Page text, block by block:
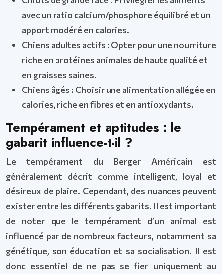
avec un ratio calcium/phosphore équilibré et un
apport modéré en calories.
Chiens adultes actifs : Opter pour une nourriture
riche en protéines animales de haute qualité et
en graisses saines.
Chiens âgés : Choisir une alimentation allégée en
calories, riche en fibres et en antioxydants.
Tempérament et aptitudes : le
gabarit influence-t-il ?
Le tempérament du Berger Américain est
généralement décrit comme intelligent, loyal et
désireux de plaire. Cependant, des nuances peuvent
exister entre les différents gabarits. Il est important
de noter que le tempérament d’un animal est
influencé par de nombreux facteurs, notamment sa
génétique, son éducation et sa socialisation. Il est
donc essentiel de ne pas se fier uniquement au